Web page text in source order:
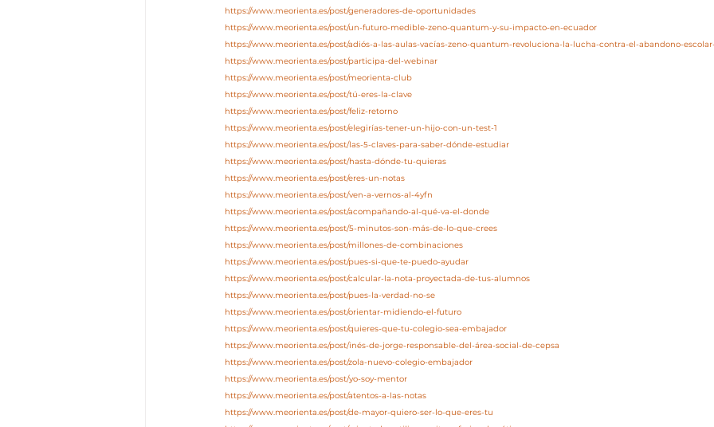
https://www.meorienta.es/post/generadores-de-oportunidades
https://www.meorienta.es/post/un-futuro-medible-zeno-quantum-y-su-impacto-en-ecuador
https://www.meorienta.es/post/adiós-a-las-aulas-vacías-zeno-quantum-revoluciona-la-lucha-contra-el-abandono-
https://www.meorienta.es/post/participa-del-webinar
https://www.meorienta.es/post/meorienta-club
https://www.meorienta.es/post/tú-eres-la-clave
https://www.meorienta.es/post/feliz-retorno
https://www.meorienta.es/post/elegirías-tener-un-hijo-con-un-test-1
https://www.meorienta.es/post/las-5-claves-para-saber-dónde-estudiar
https://www.meorienta.es/post/hasta-dónde-tu-quieras
https://www.meorienta.es/post/eres-un-notas
https://www.meorienta.es/post/ven-a-vernos-al-4yfn
https://www.meorienta.es/post/acompañando-al-qué-va-el-donde
https://www.meorienta.es/post/5-minutos-son-más-de-lo-que-crees
https://www.meorienta.es/post/millones-de-combinaciones
https://www.meorienta.es/post/pues-si-que-te-puedo-ayudar
https://www.meorienta.es/post/calcular-la-nota-proyectada-de-tus-alumnos
https://www.meorienta.es/post/pues-la-verdad-no-se
https://www.meorienta.es/post/orientar-midiendo-el-futuro
https://www.meorienta.es/post/quieres-que-tu-colegio-sea-embajador
https://www.meorienta.es/post/inés-de-jorge-responsable-del-área-social-de-cepsa
https://www.meorienta.es/post/zola-nuevo-colegio-embajador
https://www.meorienta.es/post/yo-soy-mentor
https://www.meorienta.es/post/atentos-a-las-notas
https://www.meorienta.es/post/de-mayor-quiero-ser-lo-que-eres-tu